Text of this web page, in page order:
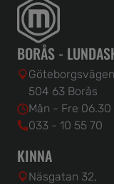
BORÅS -
Göteborgsvägen
504 63 Borås
Mån - Fre 06.30
033 - 10 55 70
KINNA
Näsgatan 32,